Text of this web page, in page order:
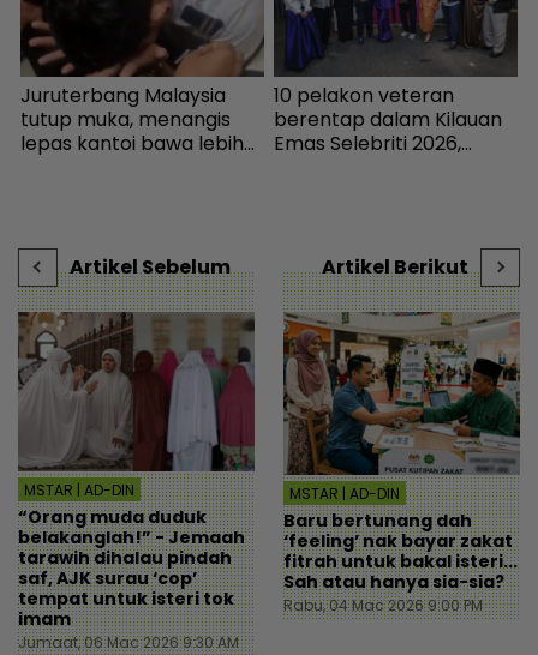
Juruterbang Malaysia
tutup muka, menangis
lepas kantoi bawa lebih
10 pelakon veteran
berentap dalam Kilauan
Emas Selebriti 2026,
Artikel Sebelum
MSTAR | AD-DIN
“Orang muda duduk
belakanglah!” - Jemaah
tarawih dihalau pindah
saf, AJK surau ‘cop’
tempat untuk isteri tok
imam
Jumaat, 06 Mac 2026 9:30 AM
Artikel Berikut
MSTAR | AD-DIN
Baru bertunang dah
‘feeling’ nak bayar zakat
fitrah untuk bakal isteri...
Sah atau hanya sia-sia?
Rabu, 04 Mac 2026 9:00 PM